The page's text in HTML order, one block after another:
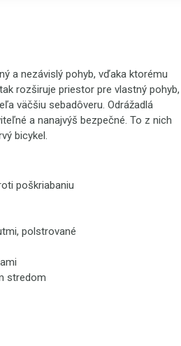
a nezávislý pohyb, vďaka ktorému
rozširuje priestor pre vlastný pohyb,
väčšiu sebadôveru. Odrážadlá
a nanajvýš bezpečné. To z nich
bicykel.
poškriabaniu
polstrované
stredom